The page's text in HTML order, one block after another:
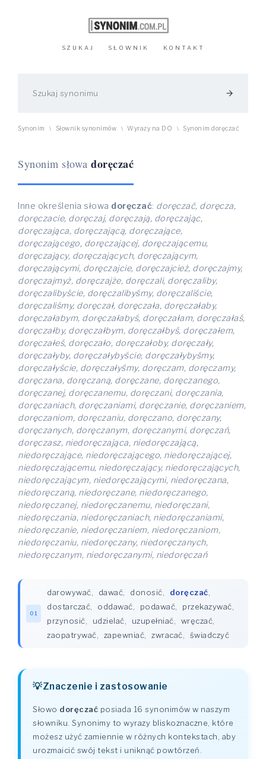
SZUKAJ SŁOWNIK KONTAKT
arrow_forward
Synonim \ Słownik synonimów \ Wyrazy na DO \ Synonim doręczać
Synonim słowa doręczać
Inne określenia słowa doręczać: doręczać, doręcza,
doręczacie, doręczaj, doręczają, doręczając,
doręczająca, doręczającą, doręczające,
doręczającego, doręczającej, doręczającemu,
doręczający, doręczających, doręczającym,
doręczającymi, doręczajcie, doręczajcież, doręczajmy,
doręczajmyż, doręczajże, doręczali, doręczaliby,
doręczalibyście, doręczalibyśmy, doręczaliście,
doręczaliśmy, doręczał, doręczała, doręczałaby,
doręczałabym, doręczałabyś, doręczałam, doręczałaś,
doręczałby, doręczałbym, doręczałbyś, doręczałem,
doręczałeś, doręczało, doręczałoby, doręczały,
doręczałyby, doręczałybyście, doręczałybyśmy,
doręczałyście, doręczałyśmy, doręczam, doręczamy,
doręczana, doręczaną, doręczane, doręczanego,
doręczanej, doręczanemu, doręczani, doręczania,
doręczaniach, doręczaniami, doręczanie, doręczaniem,
doręczaniom, doręczaniu, doręczano, doręczany,
doręczanych, doręczanym, doręczanymi, doręczań,
doręczasz, niedoręczająca, niedoręczającą,
niedoręczające, niedoręczającego, niedoręczającej,
niedoręczającemu, niedoręczający, niedoręczających,
niedoręczającym, niedoręczającymi, niedoręczana,
niedoręczaną, niedoręczane, niedoręczanego,
niedoręczanej, niedoręczanemu, niedoręczani,
niedoręczania, niedoręczaniach, niedoręczaniami,
niedoręczanie, niedoręczaniem, niedoręczaniom,
niedoręczaniu, niedoręczany, niedoręczanych,
niedoręczanym, niedoręczanymi, niedoręczań
01
darowywać dawać donosić doręczać
dostarczać
oddawać podawać przekazywać
przynosić
udzielać uzupełniać wręczać
zaopatrywać
zapewniać zwracać świadczyć
Znaczenie i zastosowanie
Słowo doręczać posiada 16 synonimów w naszym
słowniku. Synonimy to wyrazy bliskoznaczne, które
możesz użyć zamiennie w różnych kontekstach, aby
urozmaicić swój tekst i uniknąć powtórzeń.